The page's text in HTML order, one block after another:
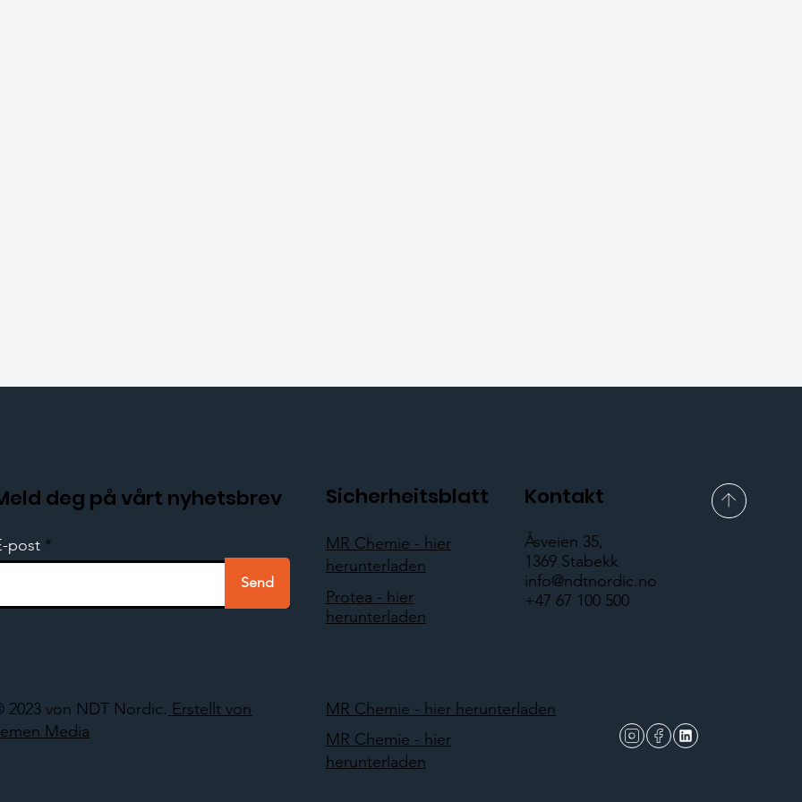
Sicherheitsblatt
MR Chemie - hier
herunterladen
Protea - hier
herunterladen
Kontakt
Åsveien 35,
1369 Stabekk
info@ndtnordic.no
+47 67 100 500
2023 von NDT Nordic. Erstellt von
Media
deg på vårt nyhetsbrev
post
Send
MR Chemie - hier herunterladen
MR Chemie - hier
herunterladen